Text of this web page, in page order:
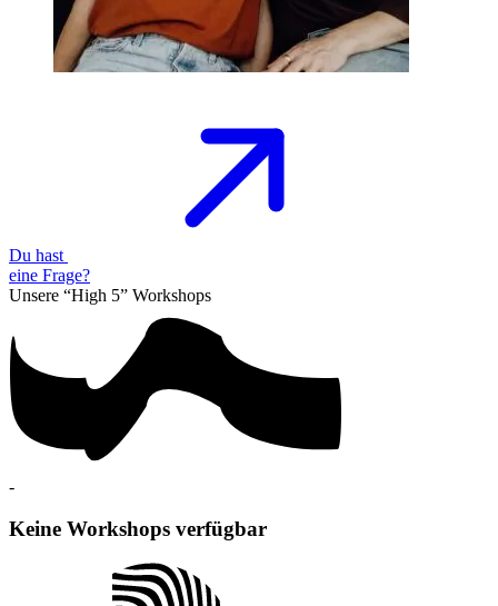
Du hast
eine Frage?
Unsere “High 5” Workshops
-
Keine Workshops verfügbar